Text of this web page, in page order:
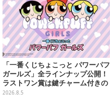
「一番くじちょこっと パワーパフ
ガールズ」全ラインナップ公開！
ラストワン賞は鍵チャーム付きの
シール帳スペシャルセットを用意
2026.8.5